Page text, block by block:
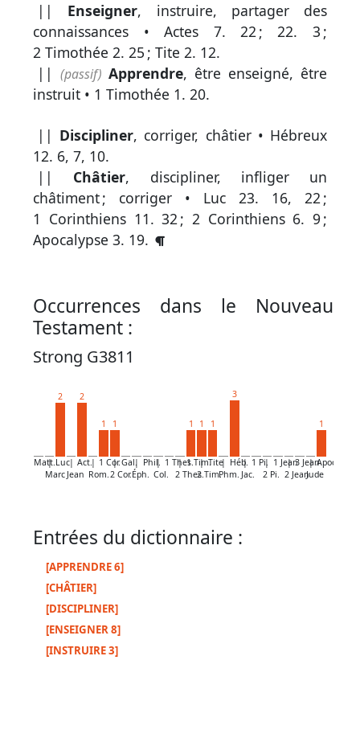
|| Enseigner, instruire, partager des
connaissances •Actes 7. 22;22. 3 ;
2 Timothée 2. 25 ;Tite 2. 12.
||(passif)Apprendre, être enseigné, être
instruit • 1 Timothée 1. 20.
|| Discipliner, corriger, châtier • Hébreux
12. 6, 7, 10.
|| Châtier, discipliner, infliger un
châtiment ; corriger • Luc 23. 16, 22;
1 Corinthiens 11. 32; 2 Corinthiens 6. 9;
Apocalypse 3. 19.
Occurrences dans le Nouveau
Testament :
Strong G3811
Matt.
|
Marc
2
Luc|
Jean
2
Act.|
Rom.
1
1 Cor.
1
|
2 Cor.
Gal.|
Éph.
Phil.
|
Col.
1 Thes.
|
2 Thes.
1
1 Tim.
1
|
2 Tim.
1
Tite|
Phm.
3
Héb.
|
Jac.
1 Pi.|
2 Pi.
1 Jean
|
2 Jean
3 Jean
|
Jude
1
Apoc.
Entrées du dictionnaire :
[APPRENDRE 6]
[CHÂTIER]
[DISCIPLINER]
[ENSEIGNER 8]
[INSTRUIRE 3]
grec
Rechercher
par
code
strong
Rechercher
par
lettre
Rechercher
par
mot
Infos
complémentaires
Abréviations
non
retenus
de
référence
Autres